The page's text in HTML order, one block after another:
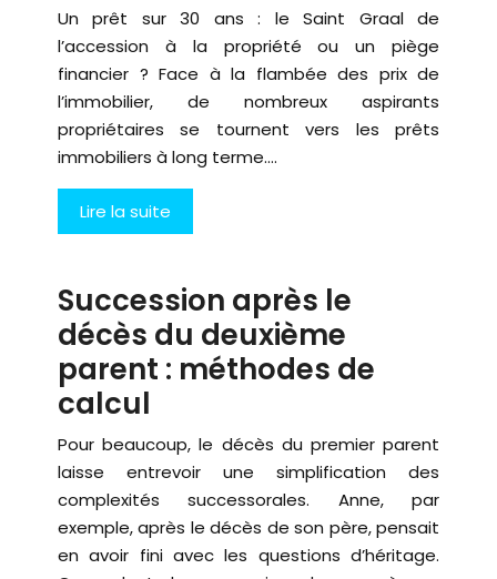
Un prêt sur 30 ans : le Saint Graal de
l’accession à la propriété ou un piège
financier ? Face à la flambée des prix de
l’immobilier, de nombreux aspirants
propriétaires se tournent vers les prêts
immobiliers à long terme….
Lire la suite
Succession après le
décès du deuxième
parent : méthodes de
calcul
Pour beaucoup, le décès du premier parent
laisse entrevoir une simplification des
complexités successorales. Anne, par
exemple, après le décès de son père, pensait
en avoir fini avec les questions d’héritage.